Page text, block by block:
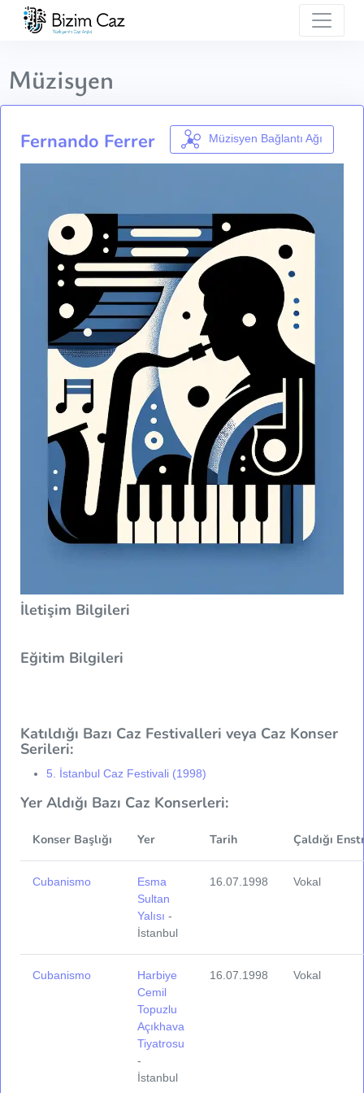
Müzisyen
Fernando Ferrer Müzisyen Bağlantı Ağı
İletişim Bilgileri
Eğitim Bilgileri
Katıldığı Bazı Caz Festivalleri veya Caz Konser
Serileri:
5. İstanbul Caz Festivali (1998)
Yer Aldığı Bazı Caz Konserleri:
Konser Başlığı Yer Tarih Çaldığı
Cubanismo
Esma
Sultan
Yalısı -
İstanbul
16.07.1998 Vokal
Cubanismo
Harbiye
Cemil
Topuzlu
Açıkhava
Tiyatrosu
-
İstanbul
16.07.1998 Vokal